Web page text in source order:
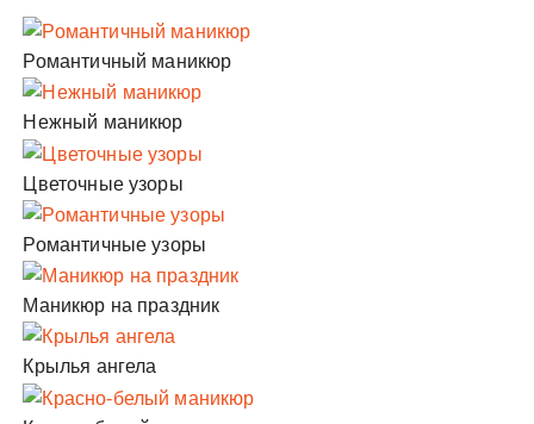
Романтичный маникюр
Нежный маникюр
Цветочные узоры
Романтичные узоры
Маникюр на праздник
Крылья ангела